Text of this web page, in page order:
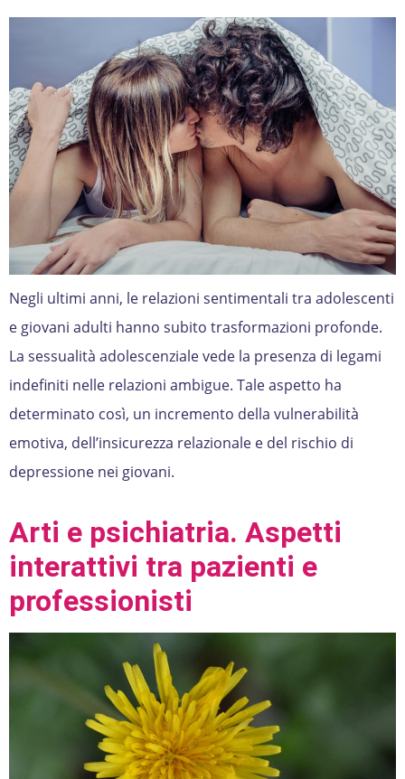
Negli ultimi anni, le relazioni sentimentali tra adolescenti
e giovani adulti hanno subito trasformazioni profonde.
La sessualità adolescenziale vede la presenza di legami
indefiniti nelle relazioni ambigue. Tale aspetto ha
determinato così, un incremento della vulnerabilità
emotiva, dell’insicurezza relazionale e del rischio di
depressione nei giovani.
Arti e psichiatria. Aspetti
interattivi tra pazienti e
professionisti